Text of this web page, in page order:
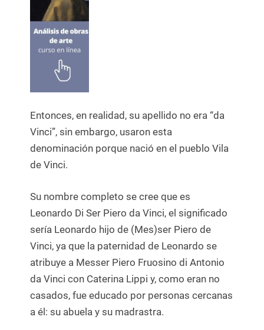
Entonces, en realidad, su apellido no era “da
Vinci”, sin embargo, usaron esta
denominación porque nació en el pueblo Vila
de Vinci.
Su nombre completo se cree que es
Leonardo Di Ser Piero da Vinci, el significado
sería Leonardo hijo de (Mes)ser Piero de
Vinci, ya que la paternidad de Leonardo se
atribuye a Messer Piero Fruosino di Antonio
da Vinci con Caterina Lippi y, como eran no
casados, fue educado por personas cercanas
a él: su abuela y su madrastra.